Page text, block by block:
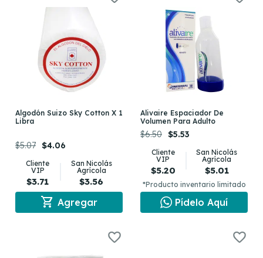
Algodón Suizo Sky Cotton X 1
Libra
$5.07 $4.06
Cliente
VIP
$3.71
San Nicolás
Agrícola
$3.56
shopping_cart Agregar
Alivaire Espaciador De
Volumen Para Adulto
$6.50 $5.53
Cliente
VIP
$5.20
San Nicolás
Agrícola
$5.01
*Producto inventario limitado
Pídelo Aquí